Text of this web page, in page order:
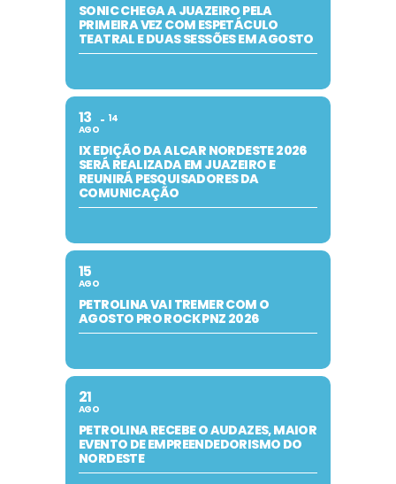
SONIC CHEGA A JUAZEIRO PELA
PRIMEIRA VEZ COM ESPETÁCULO
TEATRAL E DUAS SESSÕES EM AGOSTO
13
AGO
14
IX EDIÇÃO DA ALCAR NORDESTE 2026
SERÁ REALIZADA EM JUAZEIRO E
REUNIRÁ PESQUISADORES DA
COMUNICAÇÃO
15
AGO
PETROLINA VAI TREMER COM O
AGOSTO PRO ROCK PNZ 2026
21
AGO
PETROLINA RECEBE O AUDAZES, MAIOR
EVENTO DE EMPREENDEDORISMO DO
NORDESTE